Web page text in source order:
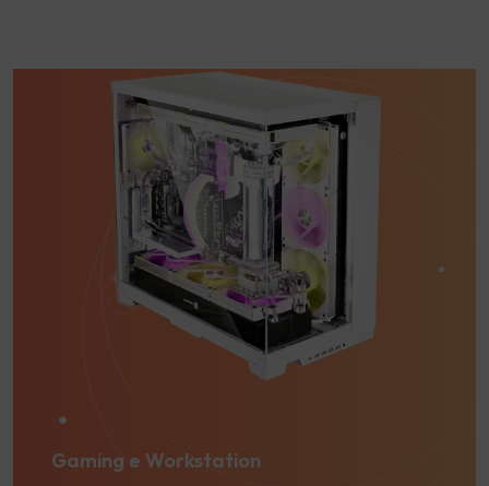
Gaming e Workstation